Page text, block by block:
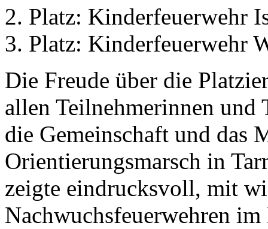
2. Platz: Kinderfeuerwehr
3. Platz: Kinderfeuerwehr
Die Freude über die
allen Teilnehmerinnen und
die Gemeinschaft und
Orientierungsmarsch in
zeigte eindrucksvoll, mit
Nachwuchsfeuerwehren